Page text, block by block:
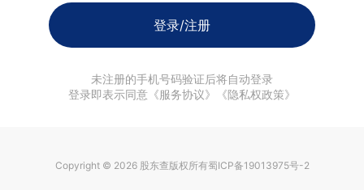
登录/注册
未注册的手机号码验证后将自动登录
登录即表示同意《服务协议》《隐私权政策》
Copyright © 2026 股东查版权所有蜀ICP备19013975号-2